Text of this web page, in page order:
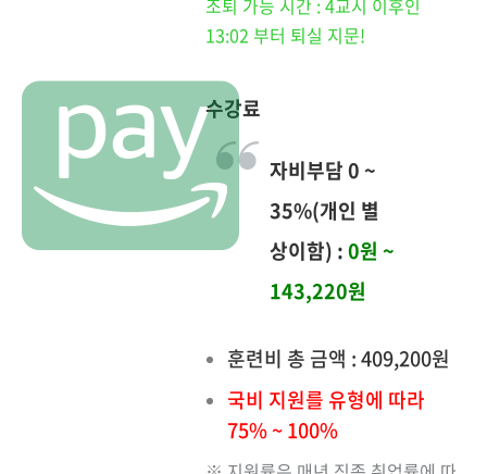
조퇴 가능 시간 : 4교시 이후인
13:02 부터 퇴실 지문!
수강료
자비부담 0 ~
35%(개인 별
상이함) :0원 ~
143,220원
훈련비 총 금액 : 409,200원
국비 지원를 유형에 따라
75% ~ 100%